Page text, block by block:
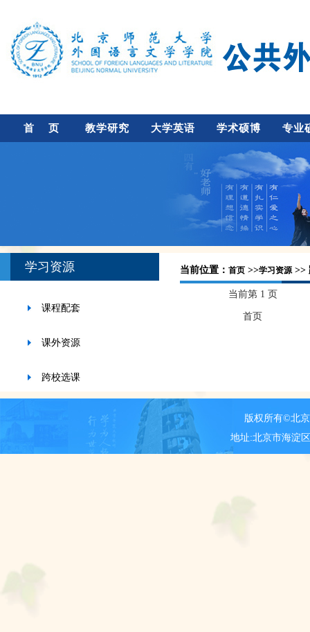
首 页 教学研究 大学英语 学术硕博 专业
学习资源
课程配套
课外资源
跨校选课
当前位置： 首页 >>学习资源>>
当前第 1 页
首页
版权所有©北
地址:北京市海淀